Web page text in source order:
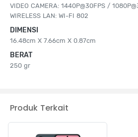
VIDEO CAMERA: 1440P@30FPS /
WIRELESS LAN: WI-FI 802
DIMENSI
16.48cm X 7.66cm X 0.87cm
BERAT
250 gr
Produk Terkait